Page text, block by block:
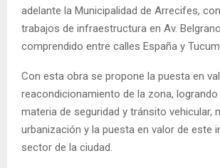
adelante la Municipalidad de Arrecifes,
trabajos de infraestructura en Av.
comprendido entre calles España y
Con esta obra se propone la puesta en
reacondicionamiento de la zona,
materia de seguridad y tránsito vehicular,
urbanización y la puesta en valor de este
sector de la ciudad.